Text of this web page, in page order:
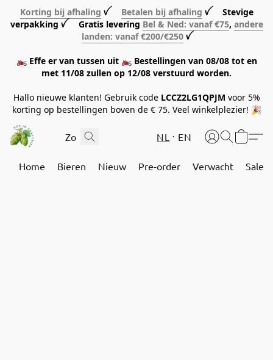
Korting bij afhaling ꪜ Betalen bij afhaling ꪜ Stevige
verpakking ꪜ Gratis levering Bel & Ned: vanaf €75, andere
landen: vanaf €200/€250 ꪜ
🏍️ Effe er van tussen uit 🏍️ Bestellingen van 08/08 tot en
met 11/08 zullen op 12/08 verstuurd worden.
Hallo nieuwe klanten! Gebruik code LCCZ2LG1QPJM voor 5%
korting op bestellingen boven de € 75. Veel winkelplezier! 🎉
NL EN
Home Bieren Nieuw Pre-order Verwacht Sale